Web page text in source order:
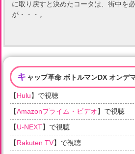
に取り戻すと決めたコータは、街中を
が・・・。
キ ャップ革命 ボトルマンDX オンデ
【Hulu】で視聴
【Amazonプライム・ビデオ】で視聴
【U-NEXT】で視聴
【Rakuten TV】で視聴